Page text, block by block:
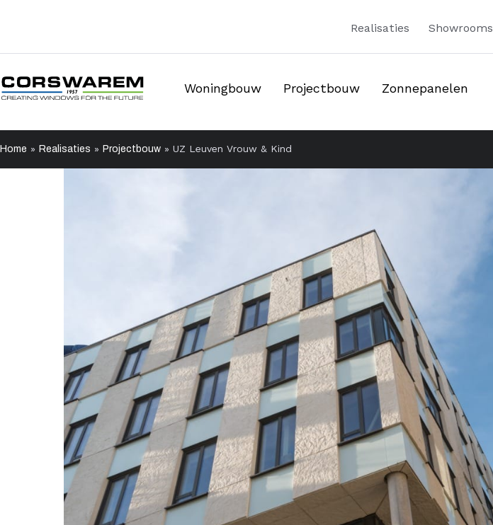
Realisaties Showrooms
Woningbouw Projectbouw Zonnepanelen
Home » Realisaties » Projectbouw » UZ Leuven Vrouw & Kind